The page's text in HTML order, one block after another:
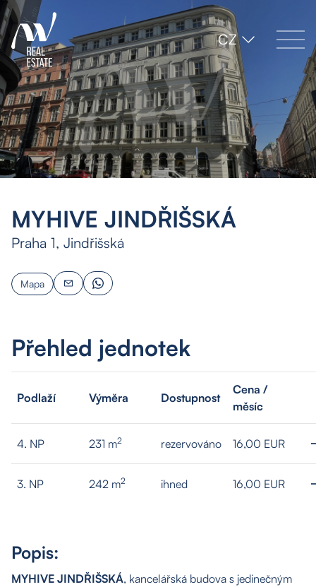
CZ
MYHIVE JINDŘIŠSKÁ
Praha 1, Jindřišská
Mapa
Přehled jednotek
Podlaží Výměra Dostupnost
Cena /
měsíc
4. NP 231 m2 rezervováno 16,00 EUR
3. NP 242 m2 ihned 16,00 EUR
Popis:
MYHIVE JINDŘIŠSKÁ, kancelářská budova s jedinečným